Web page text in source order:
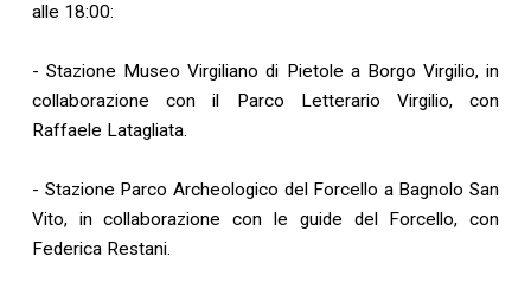
alle 18:00:
- Stazione Museo Virgiliano di Pietole a Borgo Virgilio, in
collaborazione con il Parco Letterario Virgilio, con
Raffaele Latagliata.
- Stazione Parco Archeologico del Forcello a Bagnolo San
Vito, in collaborazione con le guide del Forcello, con
Federica Restani.